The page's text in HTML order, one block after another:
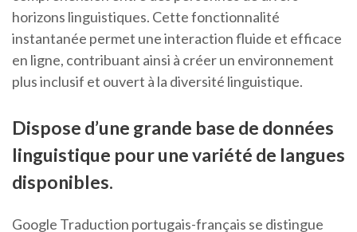
horizons linguistiques. Cette fonctionnalité
instantanée permet une interaction fluide et efficace
en ligne, contribuant ainsi à créer un environnement
plus inclusif et ouvert à la diversité linguistique.
Dispose d’une grande base de données
linguistique pour une variété de langues
disponibles.
Google Traduction portugais-français se distingue